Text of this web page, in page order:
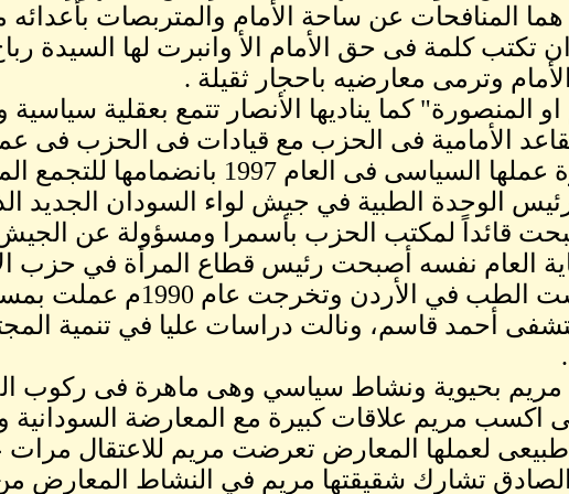
المنافحات عن ساحة الأمام والمتربصات بأعدائه
ان تكتب كلمة فى حق الأمام الأ وانبرت لها السيدة
وترمى معارضيه باحجار ثقيلة .
او المنصورة" كما يناديها الأنصار تتمع بعقلية
الأمامية فى الحزب مع قيادات فى الحزب فى
بدات المنصورة عملها السياسى فى العام
لرئيس الوحدة الطبية في جيش لواء السودان الجديد
قائداً لمكتب الحزب بأسمرا ومسؤولة عن
المنصورة درست الطب في الأردن
أحمد قاسم، ونالت دراسات عليا في تنمية
مريم بحيوية ونشاط سياسي وهى ماهرة فى ركوب
اكسب مريم علاقات كبيرة مع المعارضة السودانية
طبيعى لعملها المعارض تعرضت مريم للاعتقال مرات
الصادق تشارك شقيقتها مريم في النشاط المعارض